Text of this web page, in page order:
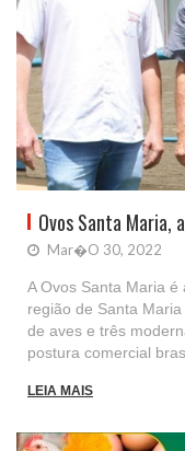
Ovos Santa Maria,
Mar�o 30, 2022
A Ovos Santa Maria
região de Santa
de aves e três
postura comercial
LEIA MAIS